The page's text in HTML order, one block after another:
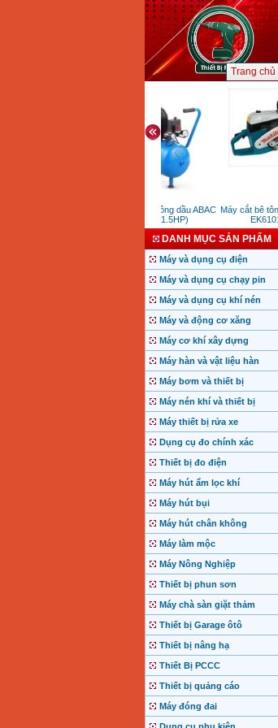
Trang chủ
Máy nén khí không dầu ABAC
OM015 (1.5HP)
Máy cắt bê
DANH MỤC SẢN PHẨM
Máy và dụng cụ điện
Máy và dụng cụ chạy pin
Máy và dụng cụ khí nén
Máy và động cơ xăng
Máy cơ khí xây dựng
Máy hàn và vật liệu hàn
Máy bơm và thiết bị
Máy nén khí và thiết bị
Máy thiết bị rửa xe
Dụng cụ đo chính xác
Thiết bị đo điện
Máy hút ẩm lọc khí
Máy hút bụi
Máy hút chân không
Máy làm mộc
Máy Nông Nghiệp
Thiết bị phun sơn
Máy chà sàn giặt thảm
Thiết bị Garage ôtô
Thiết bị nâng hạ
Thiết Bị PCCC
Thiết bị quảng cáo
Máy đóng đai